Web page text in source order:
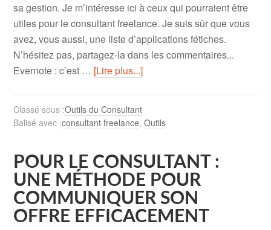
sa gestion. Je m’intéresse ici à ceux qui pourraient être
utiles pour le consultant freelance. Je suis sûr que vous
avez, vous aussi, une liste d’applications fétiches.
N’hésitez pas, partagez-la dans les commentaires...
Evernote : c’est … [Lire plus...]
Classé sous :Outils du Consultant
Balisé avec :consultant freelance,Outils
POUR LE CONSULTANT :
UNE MÉTHODE POUR
COMMUNIQUER SON
OFFRE EFFICACEMENT